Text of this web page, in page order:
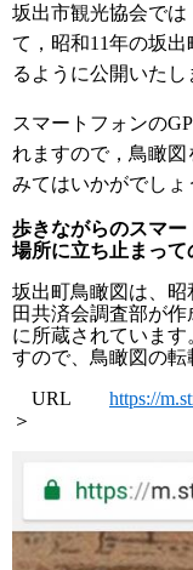
坂出市観光協会で
て，昭和11年の坂
るように公開いたし
スマートフォンの
れますので，鳥瞰
みてはいかがでしょ
歩きながらのスマ
場所に立ち止まって
坂出町鳥瞰図は、昭
田共済会調査部が
に所蔵されていま
すので、鳥瞰図の転
URL https://
＞